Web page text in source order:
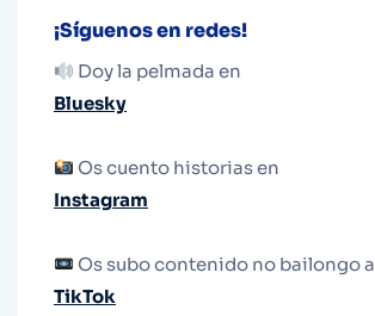
¡Síguenos en redes!
Doy la pelmada en
Bluesky
Os cuento historias en
Instagram
Os subo contenido no bailongo a
TikTok